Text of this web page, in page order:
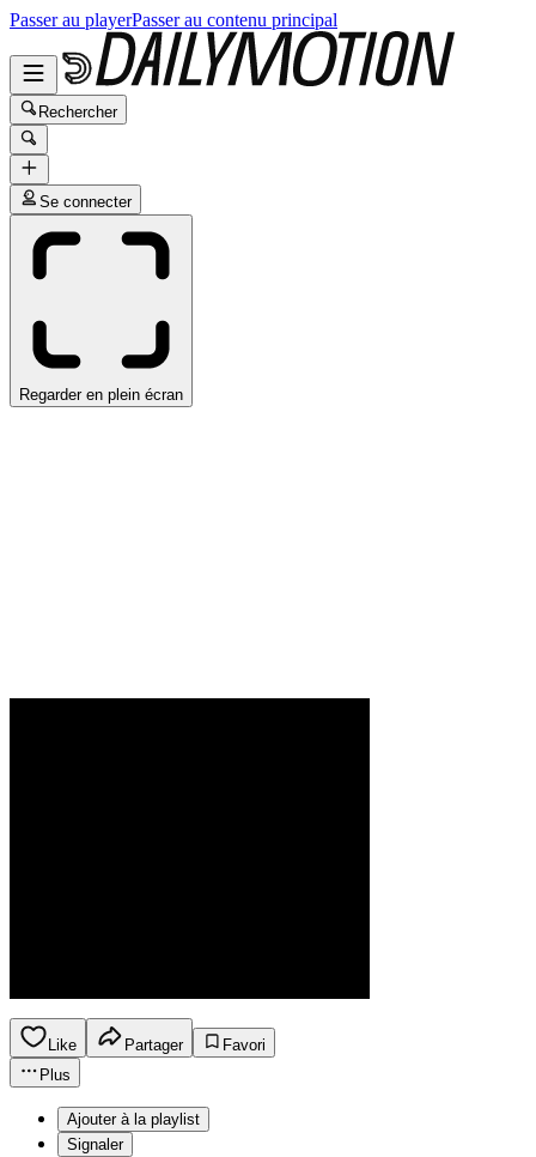
Passer au playerPasser au contenu principal
Rechercher
Se connecter
Regarder en plein écran
Like Partager
Favori
Plus
Ajouter à la playlist
Signaler